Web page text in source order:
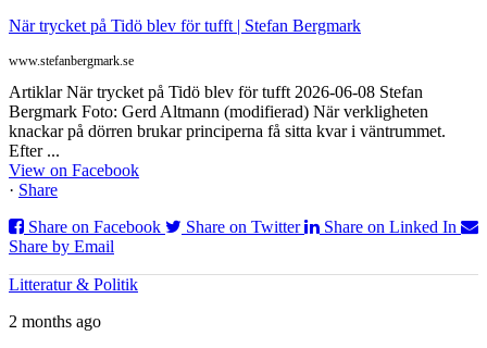
När trycket på Tidö blev för tufft | Stefan Bergmark
www.stefanbergmark.se
Artiklar När trycket på Tidö blev för tufft 2026-06-08 Stefan
Bergmark Foto: Gerd Altmann (modifierad) När verkligheten
knackar på dörren brukar principerna få sitta kvar i väntrummet.
Efter ...
View on Facebook
· Share
Share on Facebook
Share on Twitter
Share on Linked In
Share by Email
Litteratur & Politik
2 months ago